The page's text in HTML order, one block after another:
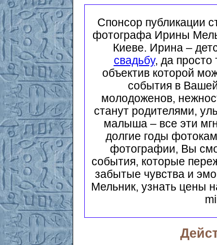
Спонсор публикации
фотографа Ирины
Киеве. Ирина –
свадьбу, да просто
объектив которой
события в
молодоженов,
станут родителями,
малыша – все эти
долгие годы
фотографии, Вы
события, которые
забытые чувства и
Мельник, узнать цены